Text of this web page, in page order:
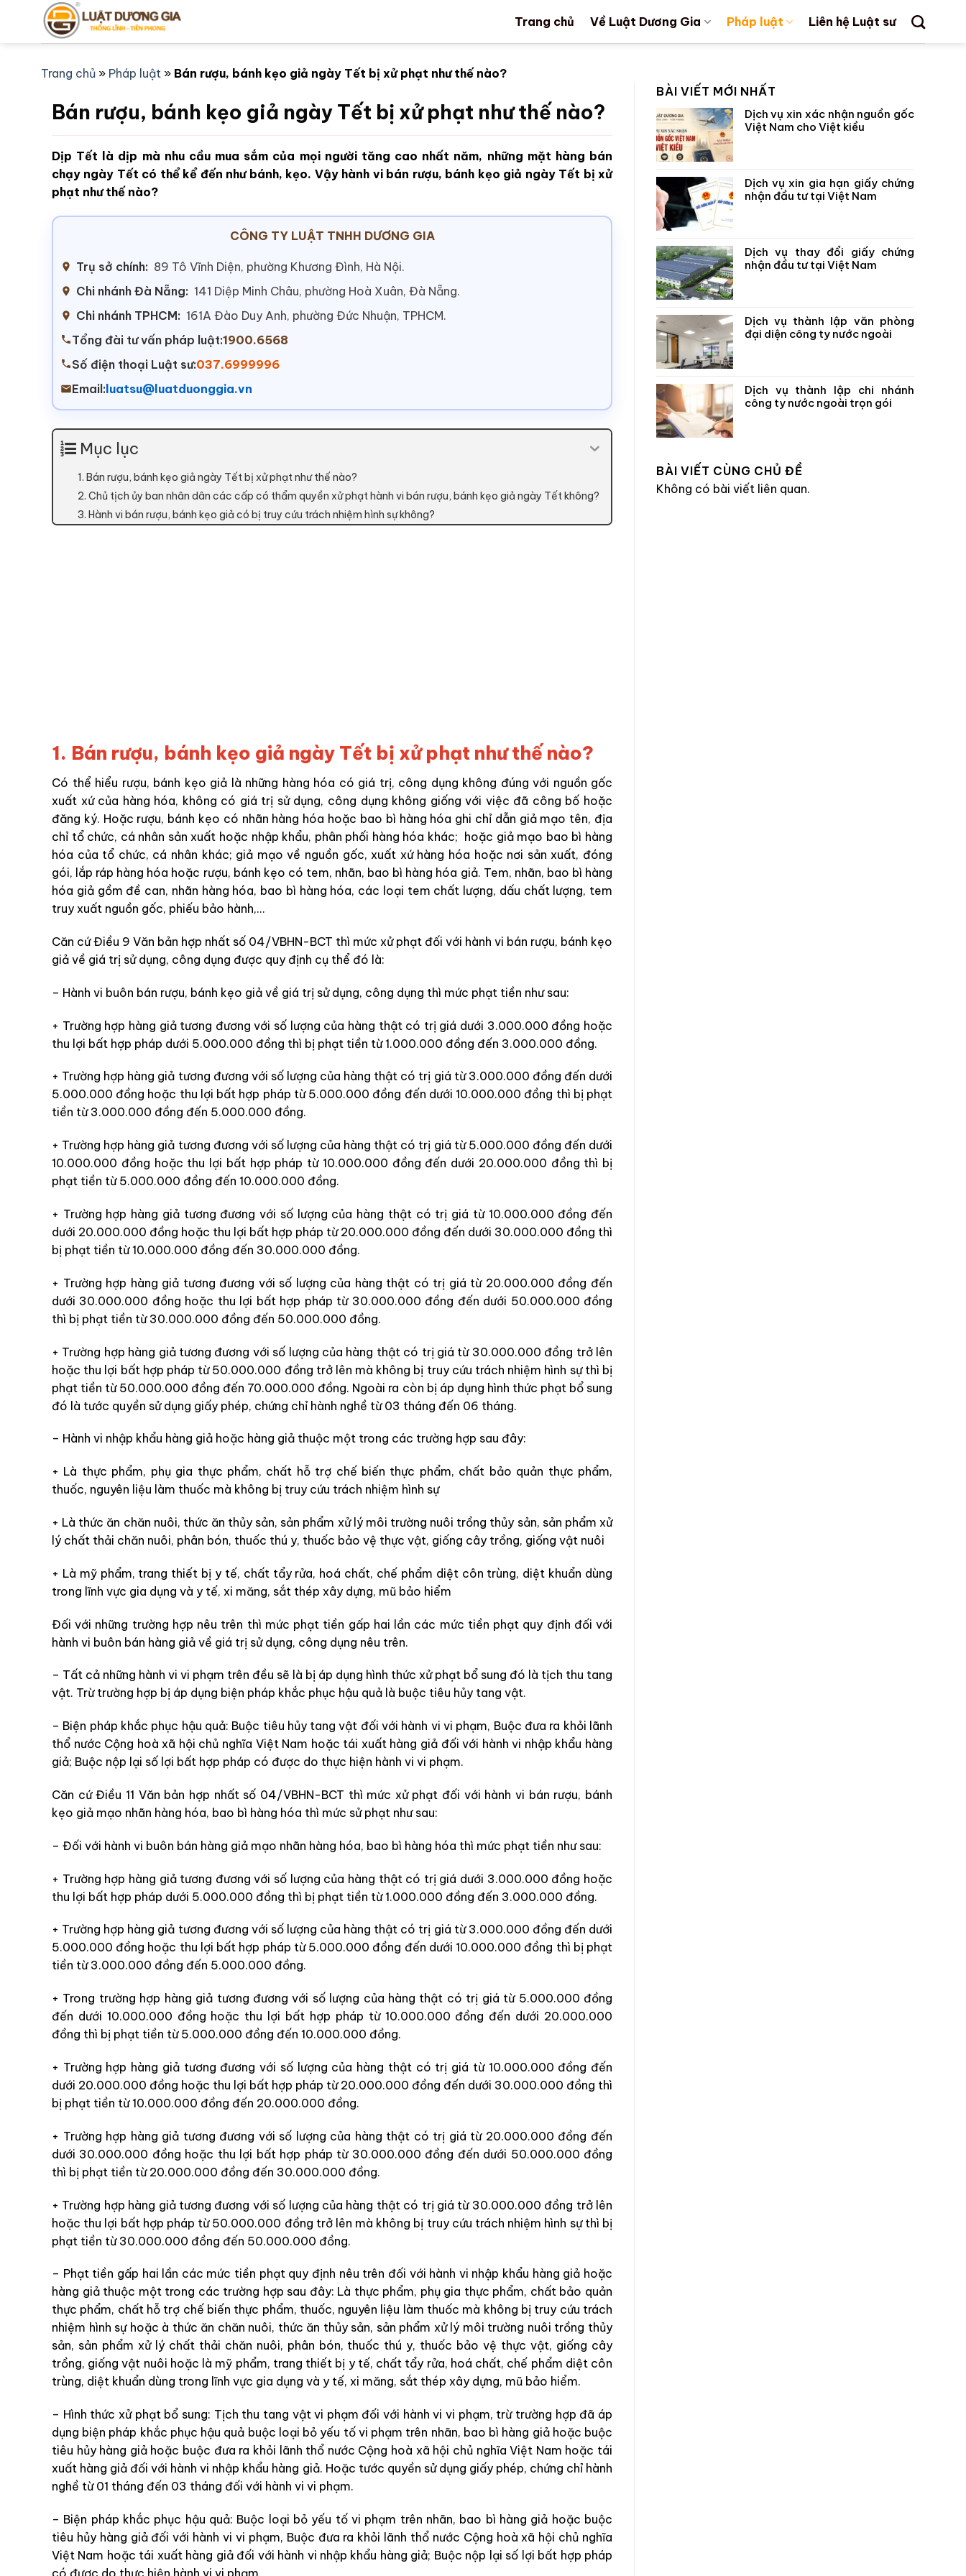
Trang chủ Về Luật Dương Gia Pháp luật Liên hệ Luật sư
Trang chủ » Pháp luật » Bán rượu, bánh kẹo giả ngày Tết bị xử phạt như thế nào?
Bán rượu, bánh kẹo giả ngày Tết bị xử phạt như thế nào?
Dịp Tết là dịp mà nhu cầu mua sắm của mọi người tăng cao nhất năm, những mặt hàng bán
chạy ngày Tết có thể kể đến như bánh, kẹo. Vậy hành vi bán rượu, bánh kẹo giả ngày Tết bị xử
phạt như thế nào?
CÔNG TY LUẬT TNHH DƯƠNG GIA
Trụ sở chính: 89 Tô Vĩnh Diện, phường Khương Đình, Hà Nội.
Chi nhánh Đà Nẵng: 141 Diệp Minh Châu, phường Hoà Xuân, Đà Nẵng.
Chi nhánh TPHCM: 161A Đào Duy Anh, phường Đức Nhuận, TPHCM.
Tổng đài tư vấn pháp luật:1900.6568
Số điện thoại Luật sư:037.6999996
Email: luatsu@luatduonggia.vn
Mục lục
1. Bán rượu, bánh kẹo giả ngày Tết bị xử phạt như thế nào?
2. Chủ tịch ủy ban nhân dân các cấp có thẩm quyền xử phạt hành vi bán rượu, bánh kẹo giả ngày Tết không?
3. Hành vi bán rượu, bánh kẹo giả có bị truy cứu trách nhiệm hình sự không?
1. Bán rượu, bánh kẹo giả ngày Tết bị xử phạt như thế nào?
Có thể hiểu rượu, bánh kẹo giả là những hàng hóa có giá trị, công dụng không đúng với nguồn gốc
xuất xứ của hàng hóa, không có giá trị sử dụng, công dụng không giống với việc đã công bố hoặc
đăng ký. Hoặc rượu, bánh kẹo có nhãn hàng hóa hoặc bao bì hàng hóa ghi chỉ dẫn giả mạo tên, địa
chỉ tổ chức, cá nhân sản xuất hoặc nhập khẩu, phân phối hàng hóa khác; hoặc giả mạo bao bì hàng
hóa của tổ chức, cá nhân khác; giả mạo về nguồn gốc, xuất xứ hàng hóa hoặc nơi sản xuất, đóng
gói, lắp ráp hàng hóa hoặc rượu, bánh kẹo có tem, nhãn, bao bì hàng hóa giả. Tem, nhãn, bao bì hàng
hóa giả gồm đề can, nhãn hàng hóa, bao bì hàng hóa, các loại tem chất lượng, dấu chất lượng, tem
truy xuất nguồn gốc, phiếu bảo hành,…
Căn cứ Điều 9 Văn bản hợp nhất số 04/VBHN-BCT thì mức xử phạt đối với hành vi bán rượu, bánh kẹo
giả về giá trị sử dụng, công dụng được quy định cụ thể đó là:
– Hành vi buôn bán rượu, bánh kẹo giả về giá trị sử dụng, công dụng thì mức phạt tiền như sau:
+ Trường hợp hàng giả tương đương với số lượng của hàng thật có trị giá dưới 3.000.000 đồng hoặc
thu lợi bất hợp pháp dưới 5.000.000 đồng thì bị phạt tiền từ 1.000.000 đồng đến 3.000.000 đồng.
+ Trường hợp hàng giả tương đương với số lượng của hàng thật có trị giá từ 3.000.000 đồng đến dưới
5.000.000 đồng hoặc thu lợi bất hợp pháp từ 5.000.000 đồng đến dưới 10.000.000 đồng thì bị phạt
tiền từ 3.000.000 đồng đến 5.000.000 đồng.
+ Trường hợp hàng giả tương đương với số lượng của hàng thật có trị giá từ 5.000.000 đồng đến dưới
10.000.000 đồng hoặc thu lợi bất hợp pháp từ 10.000.000 đồng đến dưới 20.000.000 đồng thì bị
phạt tiền từ 5.000.000 đồng đến 10.000.000 đồng.
+ Trường hợp hàng giả tương đương với số lượng của hàng thật có trị giá từ 10.000.000 đồng đến
dưới 20.000.000 đồng hoặc thu lợi bất hợp pháp từ 20.000.000 đồng đến dưới 30.000.000 đồng thì
bị phạt tiền từ 10.000.000 đồng đến 30.000.000 đồng.
+ Trường hợp hàng giả tương đương với số lượng của hàng thật có trị giá từ 20.000.000 đồng đến
dưới 30.000.000 đồng hoặc thu lợi bất hợp pháp từ 30.000.000 đồng đến dưới 50.000.000 đồng
thì bị phạt tiền từ 30.000.000 đồng đến 50.000.000 đồng.
+ Trường hợp hàng giả tương đương với số lượng của hàng thật có trị giá từ 30.000.000 đồng trở lên
hoặc thu lợi bất hợp pháp từ 50.000.000 đồng trở lên mà không bị truy cứu trách nhiệm hình sự thì bị
phạt tiền từ 50.000.000 đồng đến 70.000.000 đồng. Ngoài ra còn bị áp dụng hình thức phạt bổ sung
đó là tước quyền sử dụng giấy phép, chứng chỉ hành nghề từ 03 tháng đến 06 tháng.
– Hành vi nhập khẩu hàng giả hoặc hàng giả thuộc một trong các trường hợp sau đây:
+ Là thực phẩm, phụ gia thực phẩm, chất hỗ trợ chế biến thực phẩm, chất bảo quản thực phẩm,
thuốc, nguyên liệu làm thuốc mà không bị truy cứu trách nhiệm hình sự
+ Là thức ăn chăn nuôi, thức ăn thủy sản, sản phẩm xử lý môi trường nuôi trồng thủy sản, sản phẩm xử
lý chất thải chăn nuôi, phân bón, thuốc thú y, thuốc bảo vệ thực vật, giống cây trồng, giống vật nuôi
+ Là mỹ phẩm, trang thiết bị y tế, chất tẩy rửa, hoá chất, chế phẩm diệt côn trùng, diệt khuẩn dùng
trong lĩnh vực gia dụng và y tế, xi măng, sắt thép xây dựng, mũ bảo hiểm
Đối với những trường hợp nêu trên thì mức phạt tiền gấp hai lần các mức tiền phạt quy định đối với
hành vi buôn bán hàng giả về giá trị sử dụng, công dụng nêu trên.
– Tất cả những hành vi vi phạm trên đều sẽ là bị áp dụng hình thức xử phạt bổ sung đó là tịch thu tang
vật. Trừ trường hợp bị áp dụng biện pháp khắc phục hậu quả là buộc tiêu hủy tang vật.
– Biện pháp khắc phục hậu quả: Buộc tiêu hủy tang vật đối với hành vi vi phạm, Buộc đưa ra khỏi lãnh
thổ nước Cộng hoà xã hội chủ nghĩa Việt Nam hoặc tái xuất hàng giả đối với hành vi nhập khẩu hàng
giả; Buộc nộp lại số lợi bất hợp pháp có được do thực hiện hành vi vi phạm.
Căn cứ Điều 11 Văn bản hợp nhất số 04/VBHN-BCT thì mức xử phạt đối với hành vi bán rượu, bánh
kẹo giả mạo nhãn hàng hóa, bao bì hàng hóa thì mức sử phạt như sau:
– Đối với hành vi buôn bán hàng giả mạo nhãn hàng hóa, bao bì hàng hóa thì mức phạt tiền như sau:
+ Trường hợp hàng giả tương đương với số lượng của hàng thật có trị giá dưới 3.000.000 đồng hoặc
thu lợi bất hợp pháp dưới 5.000.000 đồng thì bị phạt tiền từ 1.000.000 đồng đến 3.000.000 đồng.
+ Trường hợp hàng giả tương đương với số lượng của hàng thật có trị giá từ 3.000.000 đồng đến dưới
5.000.000 đồng hoặc thu lợi bất hợp pháp từ 5.000.000 đồng đến dưới 10.000.000 đồng thì bị phạt
tiền từ 3.000.000 đồng đến 5.000.000 đồng.
+ Trong trường hợp hàng giả tương đương với số lượng của hàng thật có trị giá từ 5.000.000 đồng
đến dưới 10.000.000 đồng hoặc thu lợi bất hợp pháp từ 10.000.000 đồng đến dưới 20.000.000
đồng thì bị phạt tiền từ 5.000.000 đồng đến 10.000.000 đồng.
+ Trường hợp hàng giả tương đương với số lượng của hàng thật có trị giá từ 10.000.000 đồng đến
dưới 20.000.000 đồng hoặc thu lợi bất hợp pháp từ 20.000.000 đồng đến dưới 30.000.000 đồng thì
bị phạt tiền từ 10.000.000 đồng đến 20.000.000 đồng.
+ Trường hợp hàng giả tương đương với số lượng của hàng thật có trị giá từ 20.000.000 đồng đến
dưới 30.000.000 đồng hoặc thu lợi bất hợp pháp từ 30.000.000 đồng đến dưới 50.000.000 đồng
thì bị phạt tiền từ 20.000.000 đồng đến 30.000.000 đồng.
+ Trường hợp hàng giả tương đương với số lượng của hàng thật có trị giá từ 30.000.000 đồng trở lên
hoặc thu lợi bất hợp pháp từ 50.000.000 đồng trở lên mà không bị truy cứu trách nhiệm hình sự thì bị
phạt tiền từ 30.000.000 đồng đến 50.000.000 đồng.
– Phạt tiền gấp hai lần các mức tiền phạt quy định nêu trên đối với hành vi nhập khẩu hàng giả hoặc
hàng giả thuộc một trong các trường hợp sau đây: Là thực phẩm, phụ gia thực phẩm, chất bảo quản
thực phẩm, chất hỗ trợ chế biến thực phẩm, thuốc, nguyên liệu làm thuốc mà không bị truy cứu trách
nhiệm hình sự hoặc à thức ăn chăn nuôi, thức ăn thủy sản, sản phẩm xử lý môi trường nuôi trồng thủy
sản, sản phẩm xử lý chất thải chăn nuôi, phân bón, thuốc thú y, thuốc bảo vệ thực vật, giống cây
trồng, giống vật nuôi hoặc là mỹ phẩm, trang thiết bị y tế, chất tẩy rửa, hoá chất, chế phẩm diệt côn
trùng, diệt khuẩn dùng trong lĩnh vực gia dụng và y tế, xi măng, sắt thép xây dựng, mũ bảo hiểm.
– Hình thức xử phạt bổ sung: Tịch thu tang vật vi phạm đối với hành vi vi phạm, trừ trường hợp đã áp
dụng biện pháp khắc phục hậu quả buộc loại bỏ yếu tố vi phạm trên nhãn, bao bì hàng giả hoặc buộc
tiêu hủy hàng giả hoặc buộc đưa ra khỏi lãnh thổ nước Cộng hoà xã hội chủ nghĩa Việt Nam hoặc tái
xuất hàng giả đối với hành vi nhập khẩu hàng giả. Hoặc tước quyền sử dụng giấy phép, chứng chỉ hành
nghề từ 01 tháng đến 03 tháng đối với hành vi vi phạm.
– Biện pháp khắc phục hậu quả: Buộc loại bỏ yếu tố vi phạm trên nhãn, bao bì hàng giả hoặc buộc
tiêu hủy hàng giả đối với hành vi vi phạm, Buộc đưa ra khỏi lãnh thổ nước Cộng hoà xã hội chủ nghĩa
Việt Nam hoặc tái xuất hàng giả đối với hành vi nhập khẩu hàng giả; Buộc nộp lại số lợi bất hợp pháp
có được do thực hiện hành vi vi phạm.
BÀI VIẾT MỚI NHẤT
Dịch vụ xin xác nhận nguồn gốc
Việt Nam cho Việt kiều
Dịch vụ xin gia hạn giấy chứng
nhận đầu tư tại Việt Nam
Dịch vụ thay đổi giấy chứng
nhận đầu tư tại Việt Nam
Dịch vụ thành lập văn phòng
đại diện công ty nước ngoài
Dịch vụ thành lập chi nhánh
công ty nước ngoài trọn gói
BÀI VIẾT CÙNG CHỦ ĐỀ
Không có bài viết liên quan.